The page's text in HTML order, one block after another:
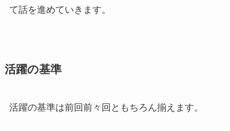
て話を進めていきます。
活躍の基準
活躍の基準は前回前々回ともちろん揃えます。